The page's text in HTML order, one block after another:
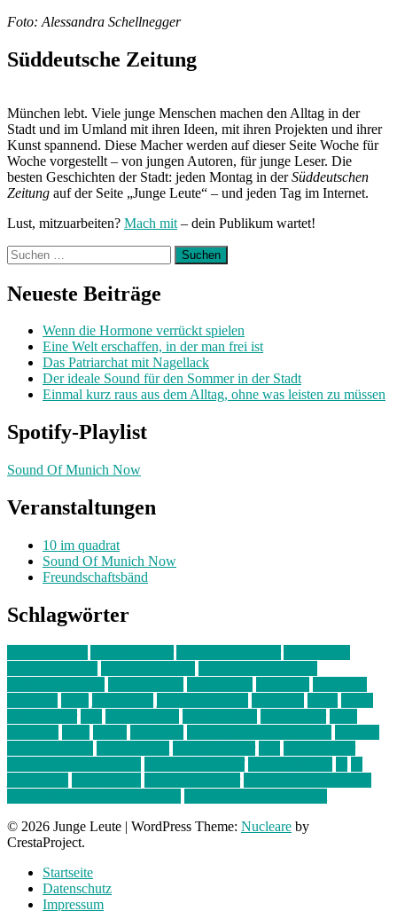
Foto: Alessandra Schellnegger
Süddeutsche Zeitung
München lebt. Viele junge Menschen machen den Alltag in der
Stadt und im Umland mit ihren Ideen, mit ihren Projekten und ihrer
Kunst spannend. Diese Macher werden auf dieser Seite Woche für
Woche vorgestellt – von jungen Autoren, für junge Leser. Die
besten Geschichten der Stadt: jeden Montag in derSüddeutschen
Zeitung auf der Seite „Junge Leute“ – und jeden Tag im Internet.
Lust, mitzuarbeiten? Mach mit – dein Publikum wartet!
Suchen
nach:
Neueste Beiträge
Wenn die Hormone verrückt spielen
Eine Welt erschaffen, in der man frei ist
Das Patriarchat mit Nagellack
Der ideale Sound für den Sommer in der Stadt
Einmal kurz raus aus dem Alltag, ohne was leisten zu müssen
Spotify-Playlist
Sound Of Munich Now
Veranstaltungen
10 im quadrat
Sound Of Munich Now
Freundschaftsbänd
Schlagwörter
© 2026 Junge Leute | WordPress Theme: Nucleare by
CrestaProject.
Startseite
Datenschutz
Impressum